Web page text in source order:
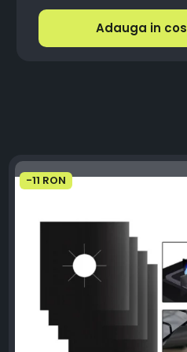
Adauga in cos
-11 RON